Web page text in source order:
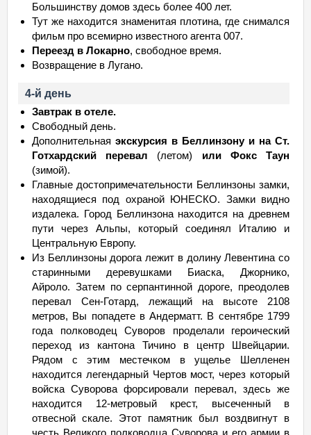
Большинству домов здесь более 400 лет.
Тут же находится знаменитая плотина, где снимался
фильм про всемирно известного агента 007.
Переезд в Локарно, свободное время.
Возвращение в Лугано.
4-й день
Завтрак в отеле.
Свободный день.
Дополнительная экскурсия в Беллинзону и на Ст.
Готхардский перевал (летом) или Фокс Таун
(зимой).
Главные достопримечательности Беллинзоны замки,
находящиеся под охраной ЮНЕСКО. Замки видно
издалека. Город Беллинзона находится на древнем
пути через Альпы, который соединял Италию и
Центральную Европу.
Из Беллинзоны дорога лежит в долину Левентина со
старинными деревушками Биаска, Джорнико,
Айроло. Затем по серпантинной дороге, преодолев
перевал Сен-Готард, лежащий на высоте 2108
метров, Вы попадете в Андерматт. В сентябре 1799
года полководец Суворов проделали героический
переход из кантона Тичино в центр Швейцарии.
Рядом с этим местечком в ущелье Шелленен
находится легендарный Чертов мост, через который
войска Суворова форсировали перевал, здесь же
находится 12-метровый крест, высеченный в
отвесной скале. Этот памятник был воздвигнут в
честь Великого полководца Суворова и его армии в